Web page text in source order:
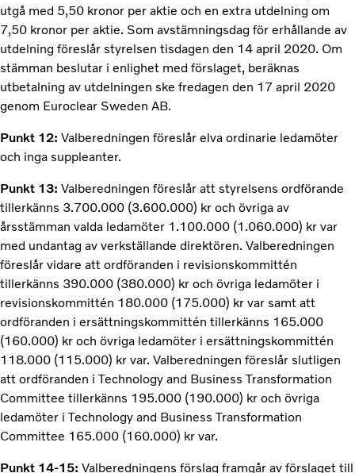
utgå med 5,50 kronor per aktie och en extra utdelning om
7,50 kronor per aktie. Som avstämningsdag för erhållande av
utdelning föreslår styrelsen tisdagen den 14 april 2020. Om
stämman beslutar i enlighet med förslaget, beräknas
utbetalning av utdelningen ske fredagen den 17 april 2020
genom Euroclear Sweden AB.
Punkt 12: Valberedningen föreslår elva ordinarie ledamöter
och inga suppleanter.
Punkt 13: Valberedningen föreslår att styrelsens ordförande
tillerkänns 3.700.000 (3.600.000) kr och övriga av
årsstämman valda ledamöter 1.100.000 (1.060.000) kr var
med undantag av verkställande direktören. Valberedningen
föreslår vidare att ordföranden i revisionskommittén
tillerkänns 390.000 (380.000) kr och övriga ledamöter i
revisionskommittén 180.000 (175.000) kr var samt att
ordföranden i ersättningskommittén tillerkänns 165.000
(160.000) kr och övriga ledamöter i ersättningskommittén
118.000 (115.000) kr var. Valberedningen föreslår slutligen
att ordföranden i Technology and Business Transformation
Committee tillerkänns 195.000 (190.000) kr och övriga
ledamöter i Technology and Business Transformation
Committee 165.000 (160.000) kr var.
Punkt 14-15: Valberedningens förslag framgår av förslaget till